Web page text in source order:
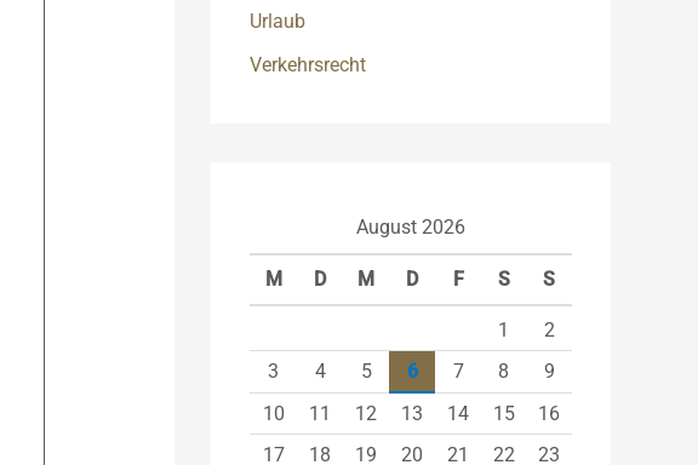
Urlaub
Verkehrsrecht
August 2026
M D M D F S S
1
2
3
4 5 6 7 8
9
10
11 12 13 14 15
16
17
18 19 20 21 22
23